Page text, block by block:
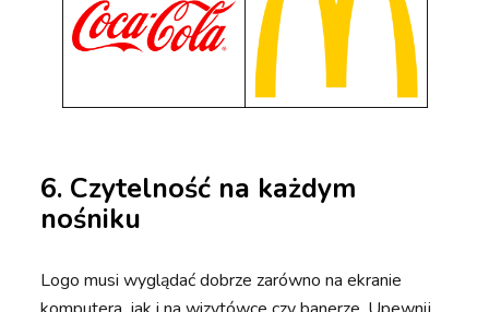
6. Czytelność na każdym
nośniku
Logo musi wyglądać dobrze zarówno na ekranie